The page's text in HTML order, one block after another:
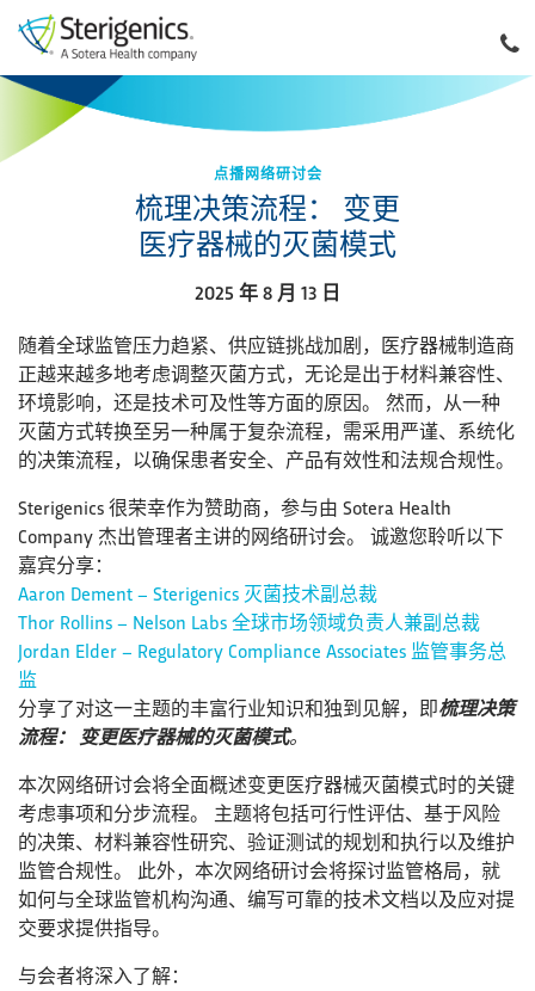
点播网络研讨会
梳理决策流程： 变更
医疗器械的灭菌模式
2025 年 8 月 13 日
随着全球监管压力趋紧、供应链挑战加剧，医疗器械制造商
正越来越多地考虑调整灭菌方式，无论是出于材料兼容性、
环境影响，还是技术可及性等方面的原因。 然而，从一种
灭菌方式转换至另一种属于复杂流程，需采用严谨、系统化
的决策流程，以确保患者安全、产品有效性和法规合规性。
Sterigenics 很荣幸作为赞助商，参与由 Sotera Health
Company 杰出管理者主讲的网络研讨会。 诚邀您聆听以下
嘉宾分享：
Aaron Dement – Sterigenics 灭菌技术副总裁
Thor Rollins – Nelson Labs 全球市场领域负责人兼副总裁
Jordan Elder – Regulatory Compliance Associates 监管事务总
监
分享了对这一主题的丰富行业知识和独到见解，即梳理决策
流程： 变更医疗器械的灭菌模式。
本次网络研讨会将全面概述变更医疗器械灭菌模式时的关键
考虑事项和分步流程。 主题将包括可行性评估、基于风险
的决策、材料兼容性研究、验证测试的规划和执行以及维护
监管合规性。 此外，本次网络研讨会将探讨监管格局，就
如何与全球监管机构沟通、编写可靠的技术文档以及应对提
交要求提供指导。
与会者将深入了解：